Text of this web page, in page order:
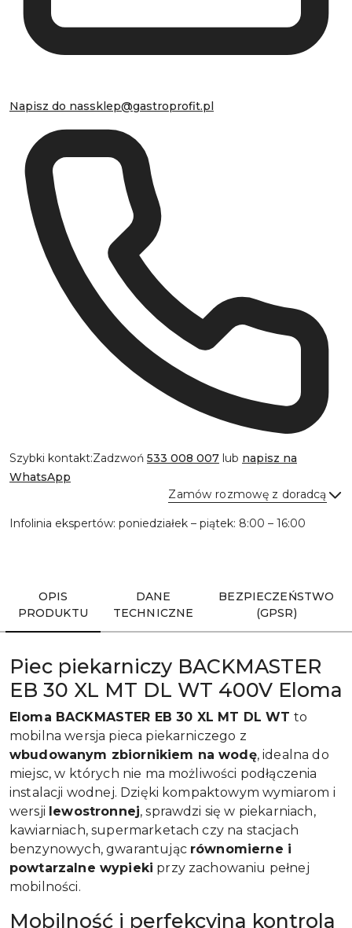
Napisz do nassklep@gastroprofit.pl
Szybki kontakt:Zadzwoń 533 008 007 lub napisz na
WhatsApp
Zamów rozmowę z doradcą
Infolinia ekspertów: poniedziałek – piątek: 8:00 – 16:00
OPIS
PRODUKTU
DANE
TECHNICZNE
BEZPIECZEŃSTWO
(GPSR)
Piec piekarniczy BACKMASTER
EB 30 XL MT DL WT 400V Eloma
Eloma BACKMASTER EB 30 XL MT DL WT to
mobilna wersja pieca piekarniczego z
wbudowanym zbiornikiem na wodę, idealna do
miejsc, w których nie ma możliwości podłączenia
instalacji wodnej. Dzięki kompaktowym wymiarom i
wersji lewostronnej, sprawdzi się w piekarniach,
kawiarniach, supermarketach czy na stacjach
benzynowych, gwarantując równomierne i
powtarzalne wypieki przy zachowaniu pełnej
mobilności.
Mobilność i perfekcyjna kontrola